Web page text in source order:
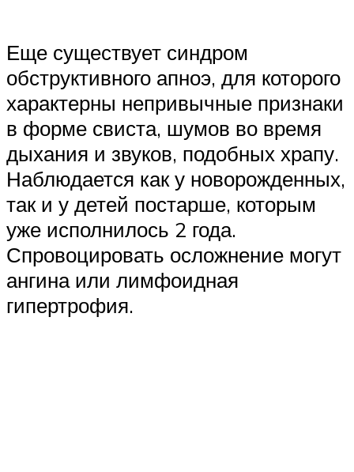
Еще существует синдром
обструктивного апноэ, для которого
характерны непривычные признаки
в форме свиста, шумов во время
дыхания и звуков, подобных храпу.
Наблюдается как у новорожденных,
так и у детей постарше, которым
уже исполнилось 2 года.
Спровоцировать осложнение могут
ангина или лимфоидная
гипертрофия.